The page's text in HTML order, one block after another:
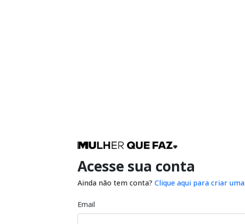
Acesse sua conta
Ainda não tem conta? Clique aqui para criar uma
Email